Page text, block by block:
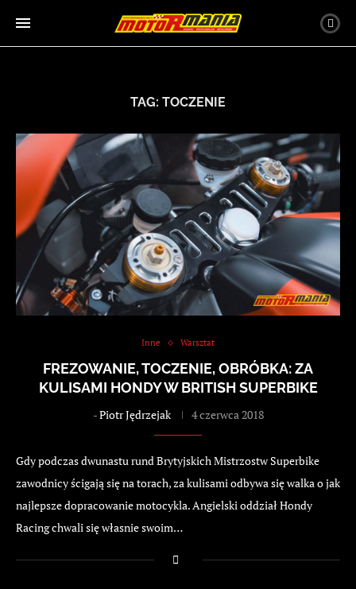
TAG: TOCZENIE
Inne Warsztat
FREZOWANIE, TOCZENIE, OBRÓBKA: ZA
KULISAMI HONDY W BRITISH SUPERBIKE
-Piotr Jędrzejak 4 czerwca 2018
Gdy podczas dwunastu rund Brytyjskich Mistrzostw Superbike
zawodnicy ścigają się na torach, za kulisami odbywa się walka o jak
najlepsze dopracowanie motocykla. Angielski oddział Hondy
Racing chwali się własnie swoim…